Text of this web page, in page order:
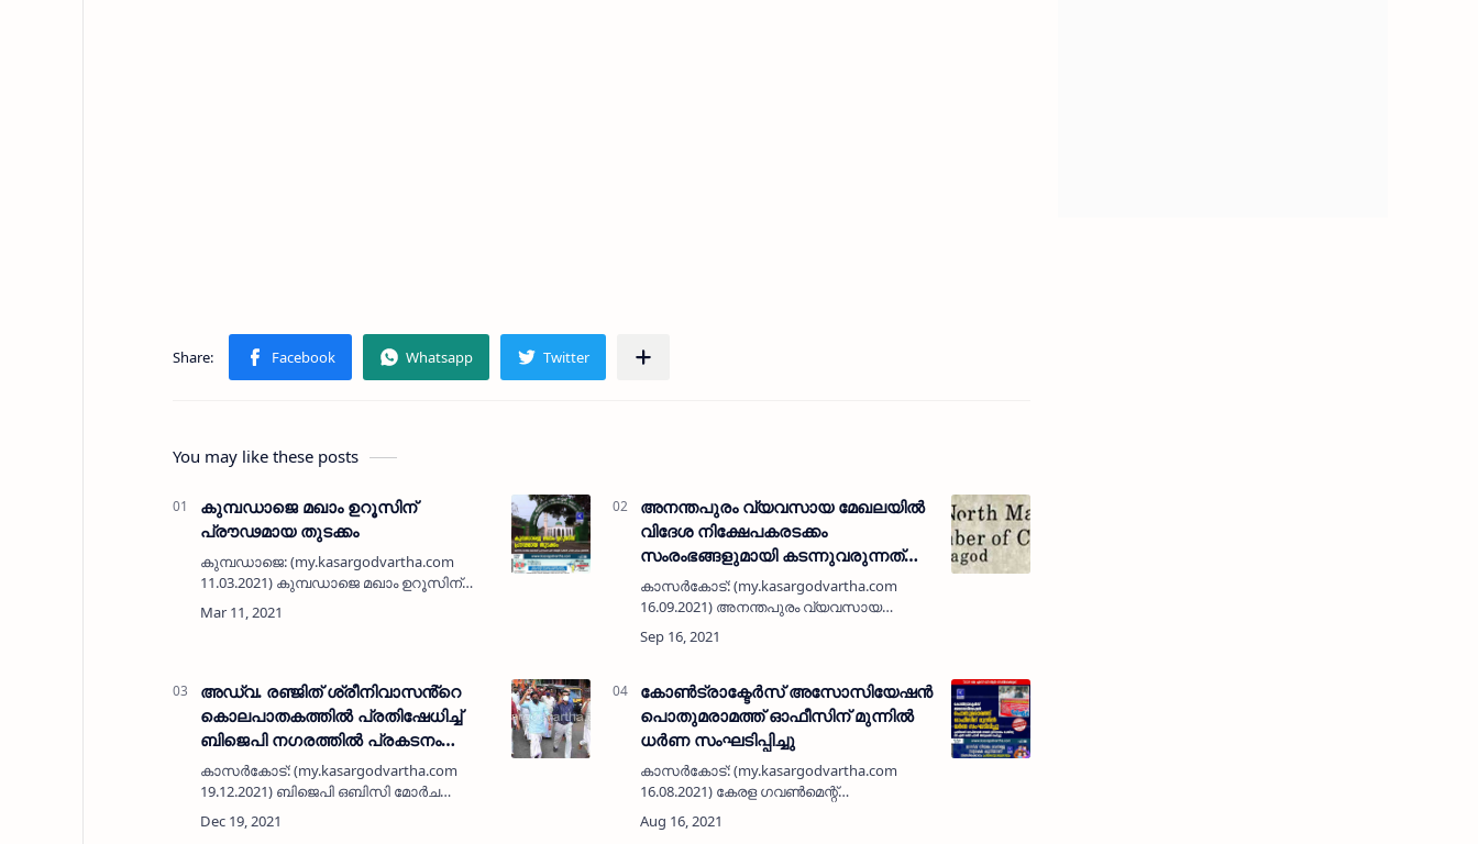
You may like these posts
കുമ്പഡാജെ മഖാം ഉറൂസിന്
പ്രൗഢമായ തുടക്കം
കുമ്പഡാജെ: (my.kasargodvartha.com
11.03.2021) കുമ്പഡാജെ മഖാം ഉറൂസിന്
പ്രൗഢമായ തുടക്കം. വ്യാഴാഴ്ച രാവിലെ
ജമാഅത് പ്രസിഡണ്ട് എന്‍ അബ്ദുര്‍ റഹ്
അനന്തപുരം വ്യവസായ മേഖലയില്‍
വിദേശ നിക്ഷേപകരടക്കം
സംരംഭങ്ങളുമായി കടന്നുവരുന്നത്
കാസർകോടിന്റെ വ്യവസായ
മുന്നേറ്റത്തിന് പുത്തന്‍
പ്രതീക്ഷയാണെന്ന് എന്‍ എം സി സി
കാസര്‍കോട്: (my.kasargodvartha.com
16.09.2021) അനന്തപുരം വ്യവസായ
മേഖലയില്‍ വിദേശ നിക്ഷേപകരടക്കം നൂതന
സംരംഭങ്ങളുമായി കടന്നുവരുന്നത്
പുത്തന്‍ പ്രതീക…
അഡ്വ. രഞ്ജിത് ശ്രീനിവാസൻ്റെ
കൊലപാതകത്തിൽ പ്രതിഷേധിച്ച്
ബിജെപി നഗരത്തിൽ പ്രകടനം
നടത്തി
കാസർകോട്: (my.kasargodvartha.com
19.12.2021) ബിജെപി ഒബിസി മോർച
സംസ്ഥാന സെക്രടറി അഡ്വ. രഞ്ജിത്
ശ്രീനിവാസൻ്റെ കൊലപാതകത്തിൽ
കോണ്‍ട്രാക്ടേര്‍സ് അസോസിയേഷന്‍
പൊതുമരാമത്ത് ഓഫീസിന് മുന്നില്‍
ധര്‍ണ സംഘടിപ്പിച്ചു
കാസര്‍കോട്: (my.kasargodvartha.com
16.08.2021) കേരള ഗവണ്‍മെന്റ്
കോണ്‍ട്രാക്ടേര്‍സ് അസോസിയേഷന്‍
ജില്ലാ കമിറ്റി പൊതുമരാമത്ത് ഓഫീസിന്